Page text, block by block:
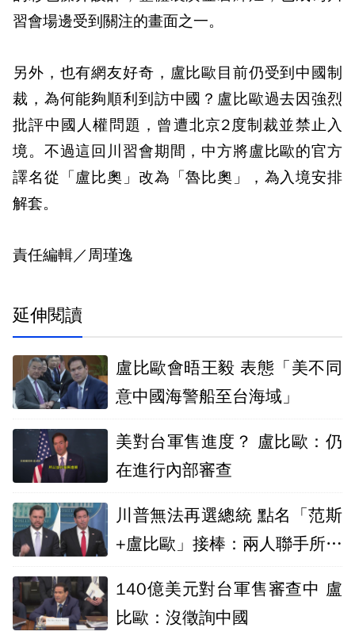
習會場邊受到關注的畫面之一。
另外，也有網友好奇，盧比歐目前仍受到中國制
裁，為何能夠順利到訪中國？盧比歐過去因強烈
批評中國人權問題，曾遭北京2度制裁並禁止入
境。不過這回川習會期間，中方將盧比歐的官方
譯名從「盧比奧」改為「魯比奧」，為入境安排
解套。
責任編輯／周瑾逸
延伸閱讀
盧比歐會晤王毅 表態「美不同
意中國海警船至台海域」
美對台軍售進度？ 盧比歐：仍
在進行內部審查
川普無法再選總統 點名「范斯
+盧比歐」接棒：兩人聯手所向
140億美元對台軍售審查中 盧
比歐：沒徵詢中國